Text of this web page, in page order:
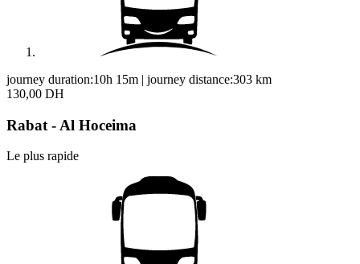
journey duration:10h 15m | journey distance:303 km
130,00 DH
Rabat - Al Hoceima
Le plus rapide